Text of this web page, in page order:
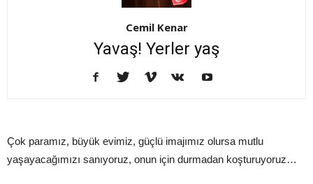
Cemil Kenar
Yavaş! Yerler yaş
Çok paramız, büyük evimiz, güçlü imajımız olursa mutlu
yaşayacağımızı sanıyoruz, onun için durmadan koşturuyoruz…